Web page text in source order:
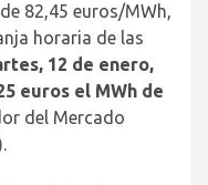
82,45 euros/MWh,
horaria de las
12 de enero,
euros el MWh de
del Mercado